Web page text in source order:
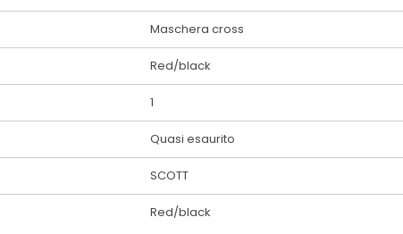
Maschera cross
Red/black
1
Quasi esaurito
SCOTT
Red/black